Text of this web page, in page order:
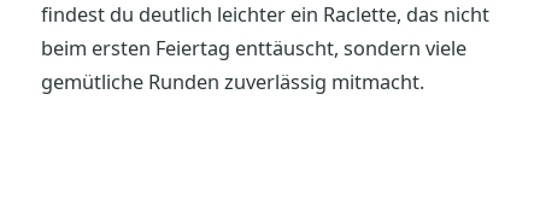
findest du deutlich leichter ein Raclette, das nicht
beim ersten Feiertag enttäuscht, sondern viele
gemütliche Runden zuverlässig mitmacht.